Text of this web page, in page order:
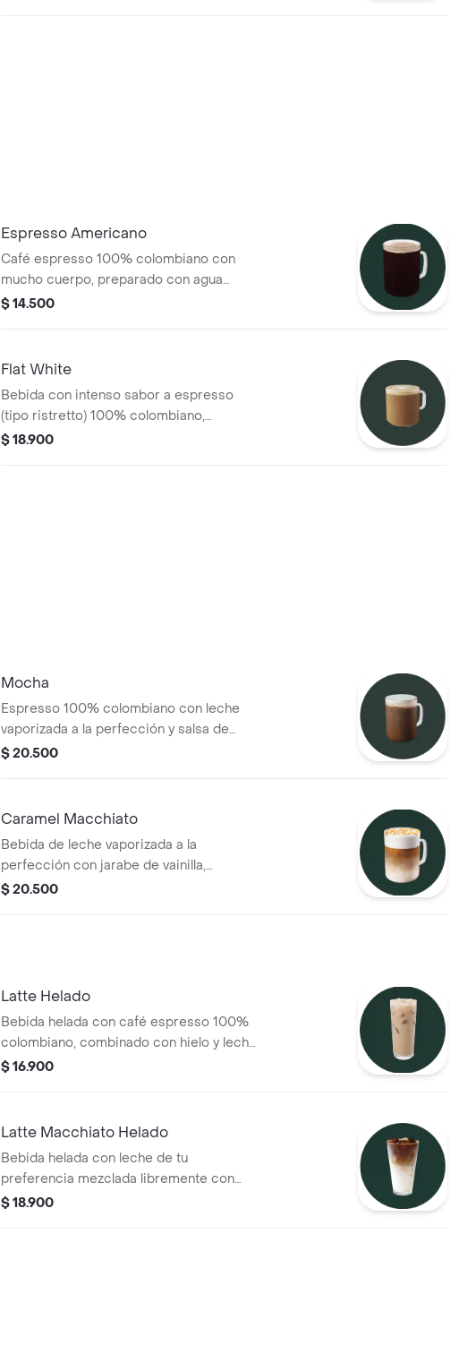
Espresso Americano
Café espresso 100% colombiano con
mucho cuerpo, preparado con agua
caliente al verdadero estilo europeo
$ 14.500
Flat White
Bebida con intenso sabor a espresso
(tipo ristretto) 100% colombiano,
preparada con leche entera para lograr
$ 18.900
Mocha
Espresso 100% colombiano con leche
vaporizada a la perfección y salsa de
chocolate
$ 20.500
Caramel Macchiato
Bebida de leche vaporizada a la
perfección con jarabe de vainilla,
marcada con espresso 100% colombiano
$ 20.500
Latte Helado
Bebida helada con café espresso 100%
colombiano, combinado con hielo y leche
de tu preferencia
$ 16.900
Latte Macchiato Helado
Bebida helada con leche de tu
preferencia mezclada libremente con
shots de espresso 100% colombiano,
$ 18.900